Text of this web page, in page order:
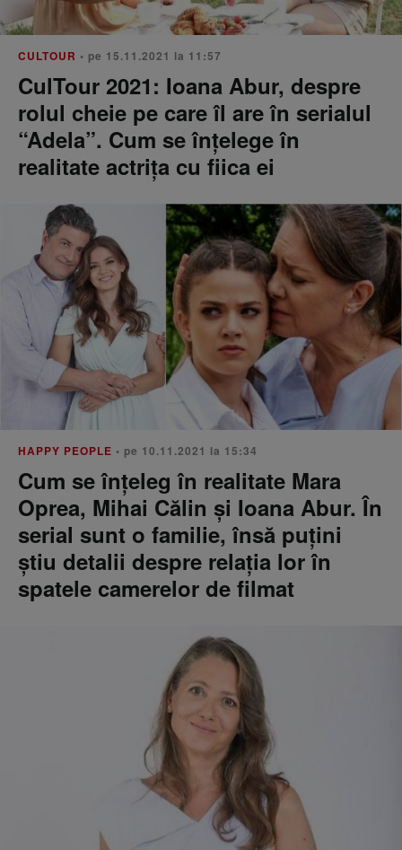
CULTOUR • pe 15.11.2021 la 11:57
CulTour 2021: Ioana Abur, despre
rolul cheie pe care îl are în serialul
“Adela”. Cum se înțelege în
realitate actrița cu fiica ei
HAPPY PEOPLE • pe 10.11.2021 la 15:34
Cum se înțeleg în realitate Mara
Oprea, Mihai Călin și Ioana Abur. În
serial sunt o familie, însă puțini
știu detalii despre relația lor în
spatele camerelor de filmat